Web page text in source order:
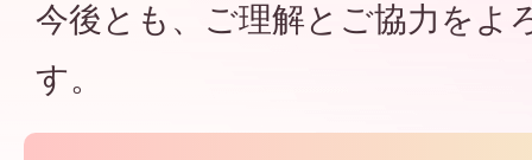
今後とも、ご理解とご協力をよ
す。